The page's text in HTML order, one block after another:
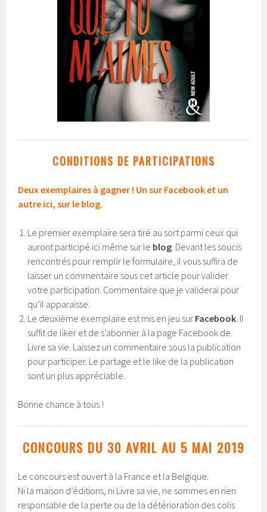
CONDITIONS DE PARTICIPATIONS
Deux exemplaires à gagner ! Un sur Facebook et un
autre ici, sur le blog.
Le premier exemplaire sera tiré au sort parmi ceux qui
auront participé ici même sur le blog . Devant les soucis
rencontrés pour remplir le formulaire, il vous suffira de
laisser un commentaire sous cet article pour valider
votre participation. Commentaire que je validerai pour
qu’il apparaisse.
Le deuxième exemplaire est mis en jeu sur Facebook . Il
suffit de liker et de s’abonner à la page Facebook de
Livre sa vie. Laissez un commentaire sous la publication
pour participer. Le partage et le like de la publication
sont un plus appréciable.
Bonne chance à tous !
CONCOURS DU 30 AVRIL AU 5 MAI 2019
Le concours est ouvert à la France et la Belgique.
Ni la maison d’éditions, ni Livre sa vie, ne sommes en rien
responsable de la perte ou de la détérioration des colis